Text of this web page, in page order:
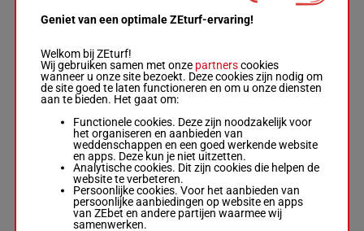
Mcdonald P.-Sir
Michael Stoute
Box: 7 -M/3 - 55.5
M/355.5
kg
7
THUNDERSHOWER
Havlin Rob.-J & T
Box: 11 -
M/3 -55.5 M/355.5
kg
5p 11
Geniet van een optimale ZEturf-ervaring!
Welkom bij ZEturf!
Wij gebruiken samen met onze partnerscookies
wanneer u onze site bezoekt. Deze cookies zijn nodig om
de site goed te laten functioneren en om u onze diensten
aan te bieden. Het gaat om:
Functionele cookies. Deze zijn noodzakelijk voor
het organiseren en aanbieden van
weddenschappen en een goed werkende website
en apps. Deze kun je niet uitzetten.
Analytische cookies. Dit zijn cookies die helpen de
website te verbeteren.
Persoonlijke cookies. Voor het aanbieden van
persoonlijke aanbiedingen op website en apps
van ZEbet en andere partijen waarmee wij
samenwerken.